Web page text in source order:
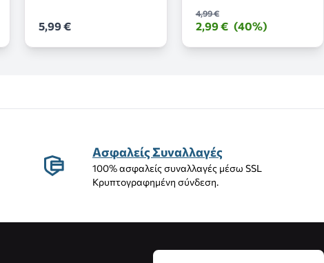
5,99 €
4,99 €
2,99 € (40%)
Ασφαλείς Συναλλαγές
100% ασφαλείς συναλλαγές μέσω SSL
Κρυπτογραφημένη σύνδεση.